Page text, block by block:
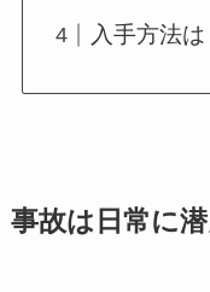
入手方法は
事故は日常に